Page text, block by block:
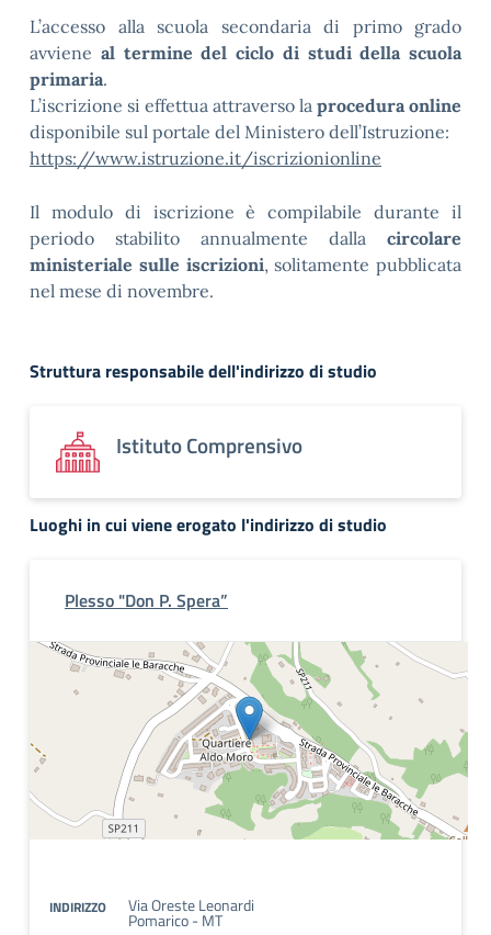
L’accesso alla scuola secondaria di primo grado
avviene al termine del ciclo di studi della scuola
primaria.
L’iscrizione si effettua attraverso la procedura online
disponibile sul portale del Ministero dell’Istruzione:
https://www.istruzione.it/iscrizionionline
Il modulo di iscrizione è compilabile durante il
periodo stabilito annualmente dalla circolare
ministeriale sulle iscrizioni, solitamente pubblicata
nel mese di novembre.
Struttura responsabile dell'indirizzo di studio
Istituto Comprensivo
Luoghi in cui viene erogato l'indirizzo di studio
Plesso "Don P. Spera”
INDIRIZZO Via Oreste Leonardi
Pomarico - MT